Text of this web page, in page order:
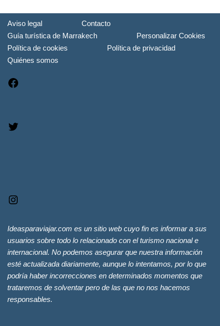
Aviso legal
Contacto
Guía turística de Marrakech
Personalizar Cookies
Política de cookies
Política de privacidad
Quiénes somos
Ideasparaviajar.com es un sitio web cuyo fin es informar a sus
usuarios sobre todo lo relacionado con el turismo nacional e
internacional. No podemos asegurar que nuestra información
esté actualizada diariamente, aunque lo intentamos, por lo que
podría haber incorrecciones en determinados momentos que
trataremos de solventar pero de las que no nos hacemos
responsables.